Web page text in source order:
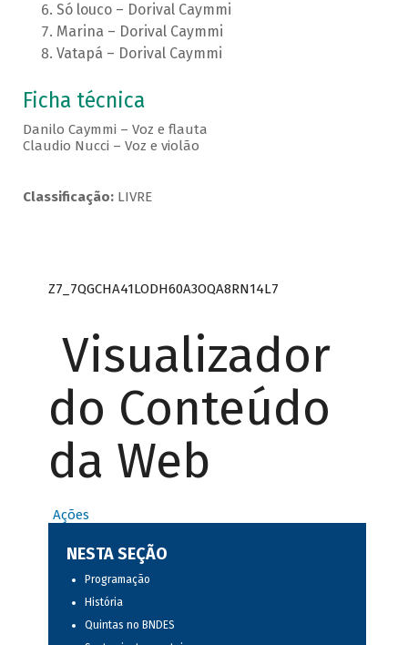
Só louco – Dorival Caymmi
Marina – Dorival Caymmi
Vatapá – Dorival Caymmi
Ficha técnica
Danilo Caymmi – Voz e flauta
Claudio Nucci – Voz e violão
Classificação:LIVRE
Z7_7QGCHA41LODH60A3OQA8RN14L7
Visualizador
do Conteúdo
da Web
Ações
NESTA SEÇÃO
Programação
História
Quintas no BNDES